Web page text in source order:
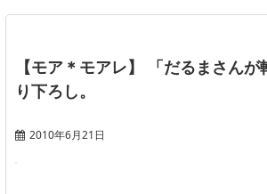
【モア＊モアレ】 「だるまさん
り下ろし。
2010年6月21日